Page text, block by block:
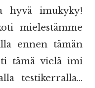
hyvä imukyky!
mielestämme
ennen tämän
tämä vielä imi
testikerralla...